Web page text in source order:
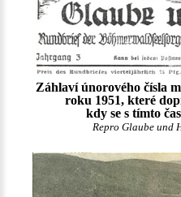
Záhlaví únorového čísla
roku 1951, které
kdy se s tímto
Repro Glaube und